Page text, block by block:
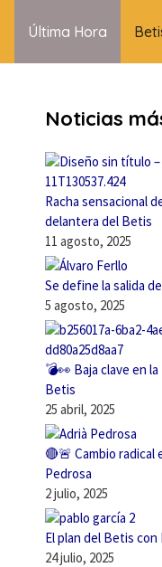
Última Hora
Noticias
Racha sensacional
delantera del Betis
11 agosto, 2025
Se define la salida
5 agosto, 2025
💣👀 Baja clave en
Betis
25 abril, 2025
🔴🚨 Cambio radical
Pedrosa
2 julio, 2025
El plan del Betis con
24 julio, 2025